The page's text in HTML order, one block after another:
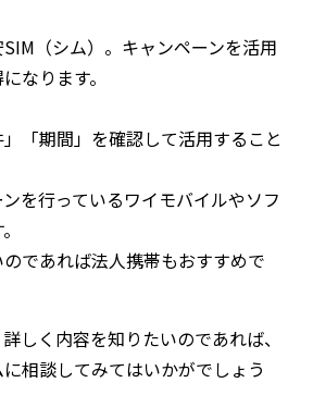
（シム）。キャンペーンを活用
なります。
「期間」を確認して活用すること
を行っているワイモバイルやソフ
であれば法人携帯もおすすめで
しく内容を知りたいのであれば、
相談してみてはいかがでしょう